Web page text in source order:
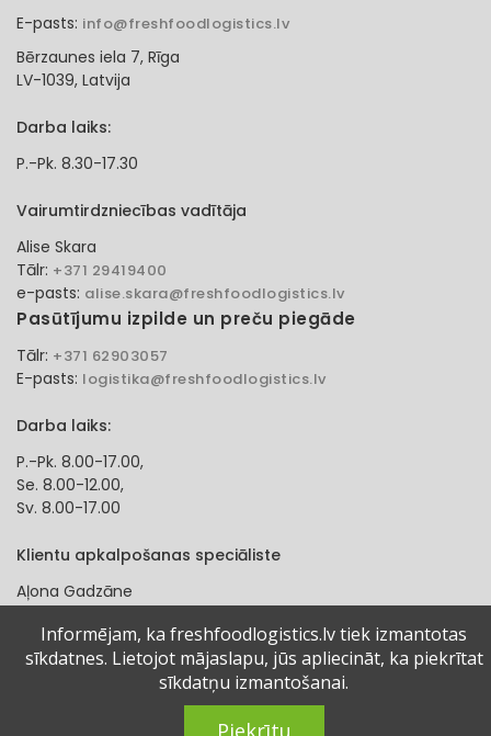
E-pasts: info@freshfoodlogistics.lv
Bērzaunes iela 7, Rīga
LV-1039, Latvija
Darba laiks:
P.-Pk. 8.30-17.30
Vairumtirdzniecības vadītāja
Alise Skara
Tālr: +371 29419400
e-pasts: alise.skara@freshfoodlogistics.lv
Pasūtījumu izpilde un preču piegāde
Tālr: +371 62903057
E-pasts: logistika@freshfoodlogistics.lv
Darba laiks:
P.-Pk. 8.00-17.00,
Se. 8.00-12.00,
Sv. 8.00-17.00
Klientu apkalpošanas speciāliste
Aļona Gadzāne
e-pasts:alona.gadzane@freshfoodlogistics.lv
© 2024 Fresh Food Logistics SIA. Visas tiesības aizsargātas.
Informējam, ka freshfoodlogistics.lv tiek izmantotas
sīkdatnes. Lietojot mājaslapu, jūs apliecināt, ka piekrītat
sīkdatņu izmantošanai.
Piekrītu